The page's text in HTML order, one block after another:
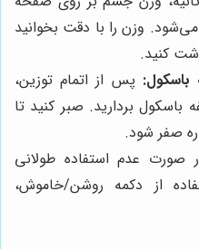
وزن را با دقت بخوانید
کنید.
پس از اتمام توزین،
باسکول بردارید. صبر کنید تا
صفر شود.
صورت عدم استفاده طولانی
از دکمه روشن/خاموش،